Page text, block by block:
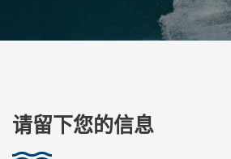
请留下您的信息